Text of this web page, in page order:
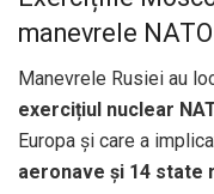
manevrele NATO
Manevrele Rusiei au
exercițiul nuclear
Europa și care a
aeronave și 14 state